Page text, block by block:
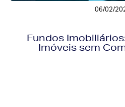
06/02/
Fundos
Imóveis sem